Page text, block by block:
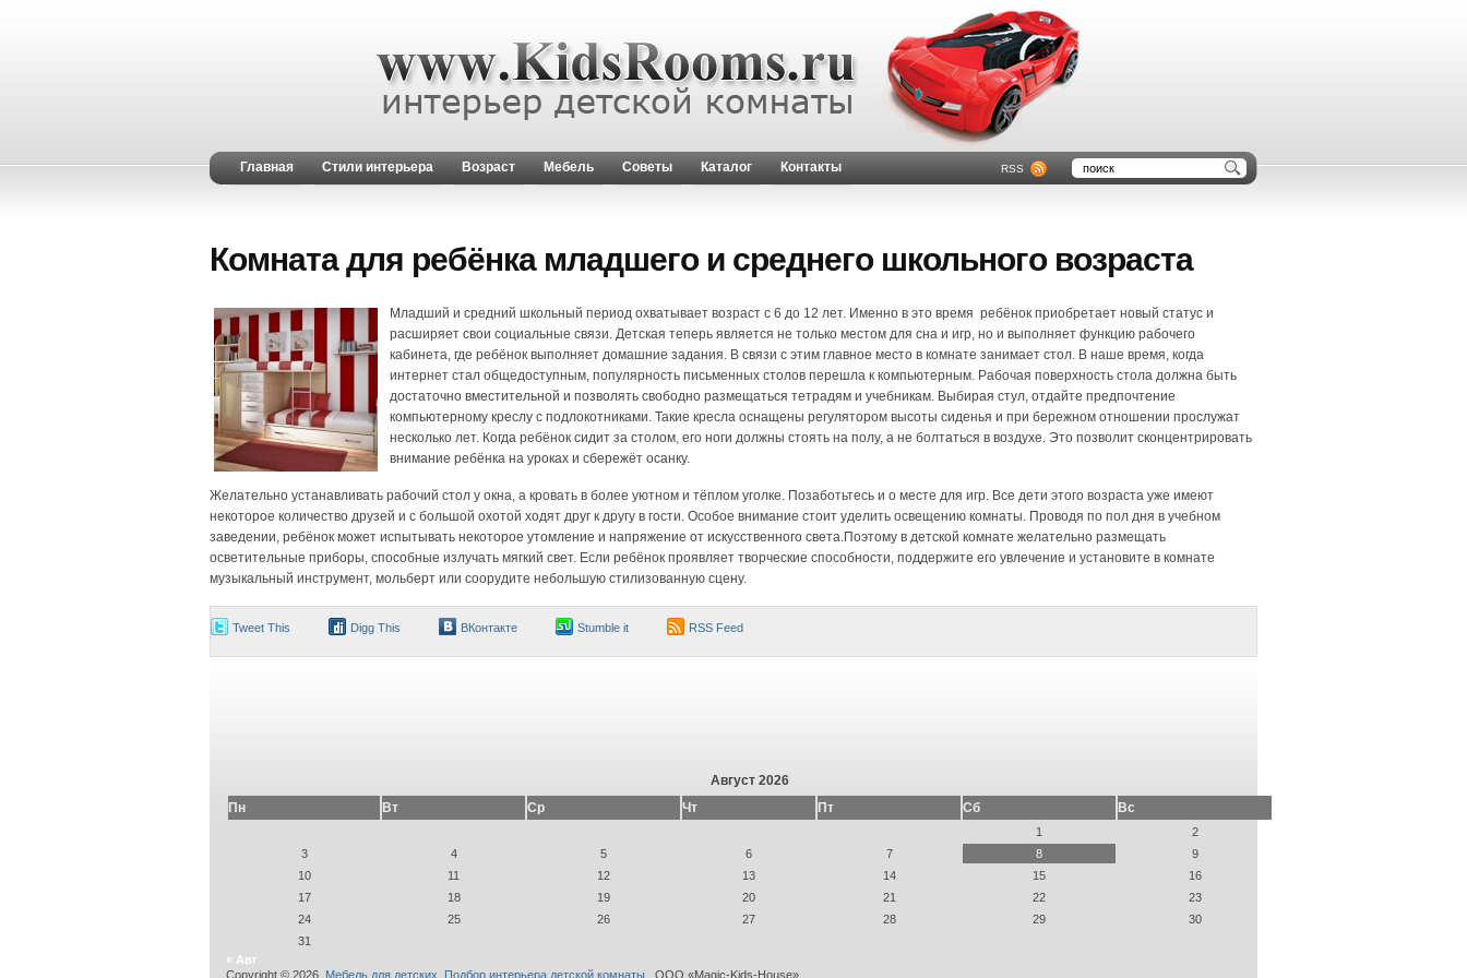
Главная Стили интерьера Возраст Мебель Советы Каталог Контакты RSS
Комната для ребёнка младшего и среднего школьного возраста
Младший и средний школьный период охватывает возраст с 6 до 12 лет. Именно в это время ребёнок приобретает новый статус и
расширяет свои социальные связи. Детская теперь является не только местом для сна и игр, но и выполняет функцию рабочего
кабинета, где ребёнок выполняет домашние задания. В связи с этим главное место в комнате занимает стол. В наше время, когда
интернет стал общедоступным, популярность письменных столов перешла к компьютерным. Рабочая поверхность стола должна быть
достаточно вместительной и позволять свободно размещаться тетрадям и учебникам. Выбирая стул, отдайте предпочтение
компьютерному креслу с подлокотниками. Такие кресла оснащены регулятором высоты сиденья и при бережном отношении прослужат
несколько лет. Когда ребёнок сидит за столом, его ноги должны стоять на полу, а не болтаться в воздухе. Это позволит сконцентрировать
внимание ребёнка на уроках и сбережёт осанку.
Желательно устанавливать рабочий стол у окна, а кровать в более уютном и тёплом уголке. Позаботьтесь и о месте для игр. Все дети этого возраста уже имеют
некоторое количество друзей и с большой охотой ходят друг к другу в гости. Особое внимание стоит уделить освещению комнаты. Проводя по пол дня в учебном
заведении, ребёнок может испытывать некоторое утомление и напряжение от искусственного света.Поэтому в детской комнате желательно размещать
осветительные приборы, способные излучать мягкий свет. Если ребёнок проявляет творческие способности, поддержите его увлечение и установите в комнате
музыкальный инструмент, мольберт или соорудите небольшую стилизованную сцену.
Tweet This Digg This ВКонтакте Stumble it RSS Feed
Август 2026
Пн
Вт Ср Чт Пт Сб Вс
1
2
3
4 5 6 7 8
9
10
11 12 13 14 15
16
17
18 19 20 21 22
23
24
25 26 27 28 29
30
31
« Авг
Copyright © 2026 ,Мебель для детских. Подбор интерьера детской комнаты . ООО «Magic-Kids-House»